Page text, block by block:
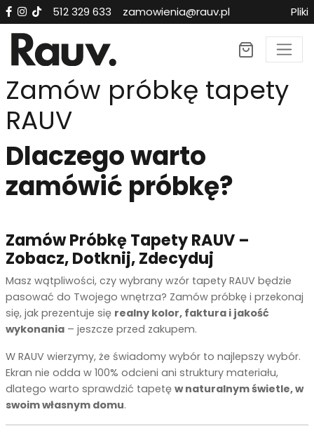
512 329 633 zamowienia@rauv.pl Pliki
Zamów próbkę tapety
RAUV
Dlaczego warto
zamówić próbkę?
Zamów Próbkę Tapety RAUV –
Zobacz, Dotknij, Zdecyduj
Masz wątpliwości, czy wybrany wzór tapety RAUV będzie
pasować do Twojego wnętrza? Zamów próbkę i przekonaj
się, jak prezentuje się realny kolor, faktura i jakość
wykonania – jeszcze przed zakupem.
W RAUV wierzymy, że świadomy wybór to najlepszy wybór.
Ekran nie odda w 100% odcieni ani struktury materiału,
dlatego warto sprawdzić tapetę w naturalnym świetle, w
swoim własnym domu.